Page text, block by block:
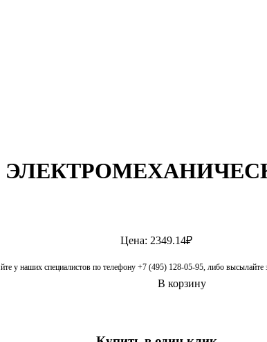
Цена: 2349.14₽
у наших специалистов по телефону +7 (495) 128-05-95, либо высылайте
В корзину